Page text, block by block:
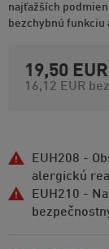
najťažších
bezchybnú funkciu
19,50 EUR
16,12 EUR
EUH208 -
alergickú
EUH210 -